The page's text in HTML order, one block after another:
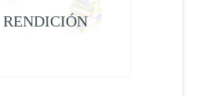
RENDICIÓN